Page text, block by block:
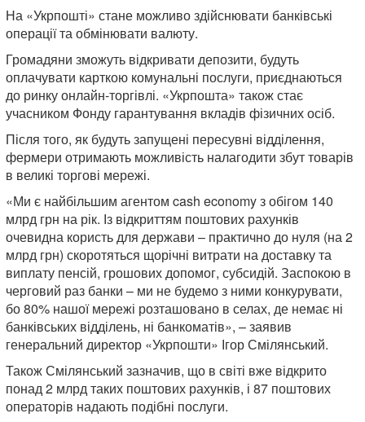
На «Укрпошті» стане можливо здійснювати банківські
операції та обмінювати валюту.
Громадяни зможуть відкривати депозити, будуть
оплачувати карткою комунальні послуги, приєднаються
до ринку онлайн-торгівлі. «Укрпошта» також стає
учасником Фонду гарантування вкладів фізичних осіб.
Після того, як будуть запущені пересувні відділення,
фермери отримають можливість налагодити збут товарів
в великі торгові мережі.
«Ми є найбільшим агентом cash economy з обігом 140
млрд грн на рік. Із відкриттям поштових рахунків
очевидна користь для держави – практично до нуля (на 2
млрд грн) скоротяться щорічні витрати на доставку та
виплату пенсій, грошових допомог, субсидій. Заспокою в
черговий раз банки – ми не будемо з ними конкурувати,
бо 80% нашої мережі розташовано в селах, де немає ні
банківських відділень, ні банкоматів», – заявив
генеральний директор «Укрпошти» Ігор Смілянський.
Також Смілянський зазначив, що в світі вже відкрито
понад 2 млрд таких поштових рахунків, і 87 поштових
операторів надають подібні послуги.